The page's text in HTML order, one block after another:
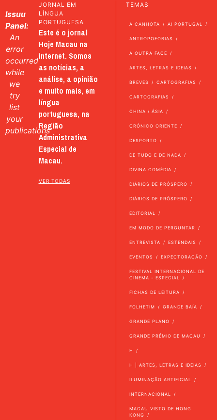
Issuu
Panel:
An
error
occurred
while
we
try
list
your
publications
JORNAL EM
LÍNGUA
PORTUGUESA
Este é o jornal
Hoje Macau na
internet. Somos
as notícias, a
análise, a opinião
e muito mais, em
língua
portuguesa, na
Região
Administrativa
Especial de
Macau.
VER TODAS
TEMAS
A CANHOTA AI PORTUGAL
ANTROPOFOBIAS
A OUTRA FACE
ARTES, LETRAS E IDEIAS
BREVES CARTOGRAFIAS
CARTOGRAFIAS
CHINA / ÁSIA
CRÓNICO ORIENTE
DESPORTO
DE TUDO E DE NADA
DIVINA COMÉDIA
DIÁRIOS DE PRÓSPERO
DIÁRIOS DE PRÓSPERO
EDITORIAL
EM MODO DE PERGUNTAR
ENTREVISTA ESTENDAIS
EVENTOS EXPECTORAÇÃO
FESTIVAL INTERNACIONAL DE
CINEMA - ESPECIAL
FICHAS DE LEITURA
FOLHETIM GRANDE BAÍA
GRANDE PLANO
GRANDE PRÉMIO DE MACAU
H
H | ARTES, LETRAS E IDEIAS
ILUMINAÇÃO ARTIFICIAL
INTERNACIONAL
MACAU VISTO DE HONG
KONG